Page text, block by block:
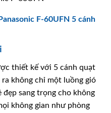
F-60UFN 5 cánh
thiết kế với 5 cánh quạt
không chỉ một luồng gió
đẹp sang trọng cho không
không gian như phòng